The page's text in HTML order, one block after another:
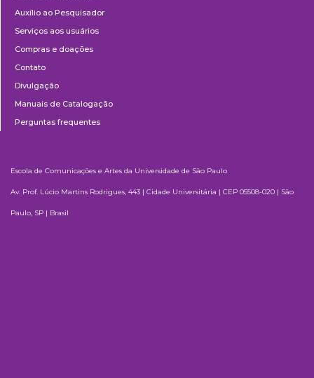
Auxílio ao Pesquisador
Serviços aos usuários
Compras e doações
Contato
Divulgação
Manuais de Catalogação
Perguntas frequentes
Escola de Comunicações e Artes da Universidade de São Paulo
Av. Prof. Lúcio Martins Rodrigues, 443 | Cidade Universitária | CEP 05508-020 | São
Paulo, SP | Brasil